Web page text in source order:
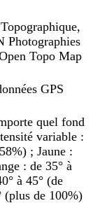
Photographies
Topo Map
GPS
quel fond
variable :
; Jaune :
: de 35° à
à 45° (de
(plus de 100%)